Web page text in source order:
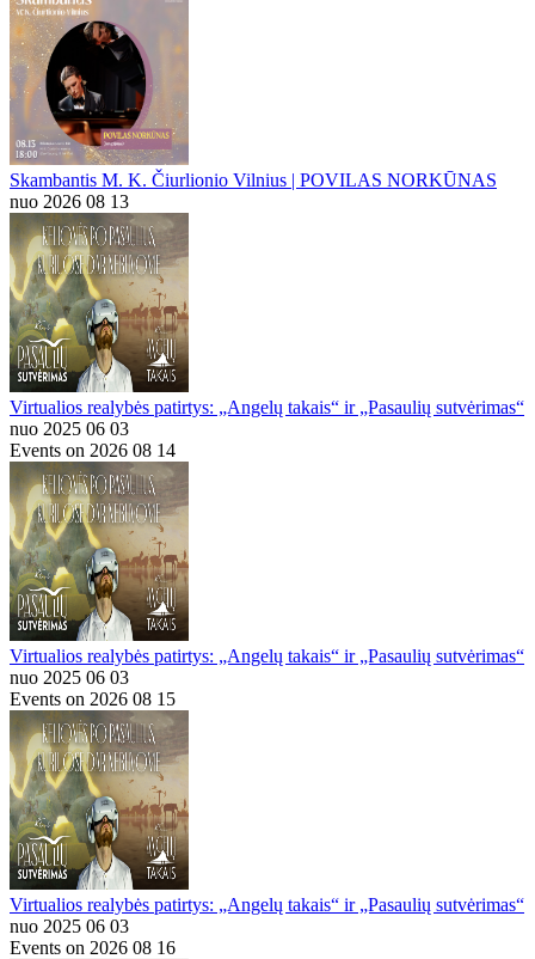
Skambantis M. K. Čiurlionio Vilnius | POVILAS NORKŪNAS
nuo 2026 08 13
Virtualios realybės patirtys: „Angelų takais“ ir „Pasaulių sutvėrimas“
nuo 2025 06 03
Events on 2026 08 14
Virtualios realybės patirtys: „Angelų takais“ ir „Pasaulių sutvėrimas“
nuo 2025 06 03
Events on 2026 08 15
Virtualios realybės patirtys: „Angelų takais“ ir „Pasaulių sutvėrimas“
nuo 2025 06 03
Events on 2026 08 16